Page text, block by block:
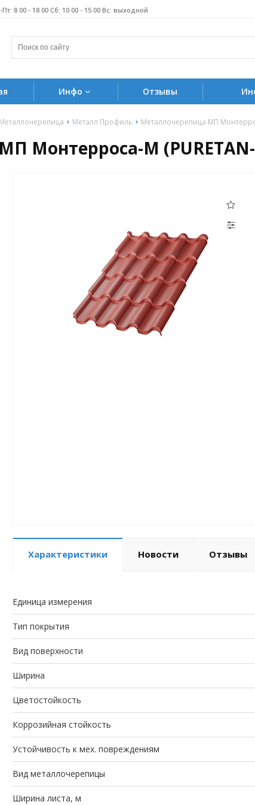
8 00 - 18 00 Сб: 10 00 - 15 00 Вс: выходной
Инфо Отзывы
Металлочерепица Металл Профиль Металлочерепица МП
Монтерроса-M (PURETAN-
Характеристики Новости Отзывы
Единица измерения
Тип покрытия
Вид поверхности
Ширина
Цветостойкость
Коррозийная стойкость
Устойчивость к мех. повреждениям
Вид металлочерепицы
Ширина листа, м